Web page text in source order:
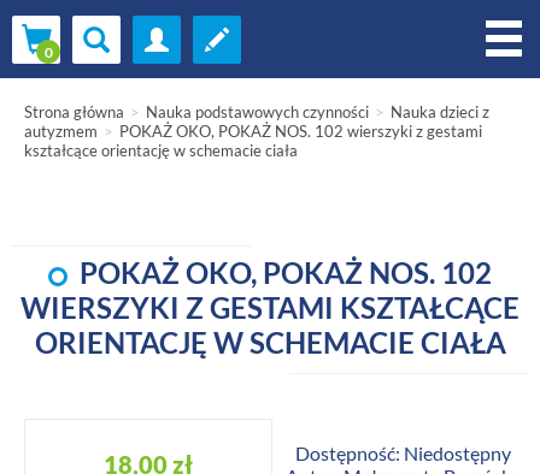
Strona główna Nauka podstawowych czynności
Nauka dzieci z
autyzmem
POKAŻ OKO, POKAŻ NOS. 102 wierszyki z gestami
kształcące orientację w schemacie ciała
POKAŻ OKO, POKAŻ NOS. 102
WIERSZYKI Z GESTAMI KSZTAŁCĄCE
ORIENTACJĘ W SCHEMACIE CIAŁA
18,00 zł
Dostępność: Niedostępny